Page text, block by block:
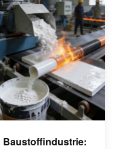
Baustoffindustrie: